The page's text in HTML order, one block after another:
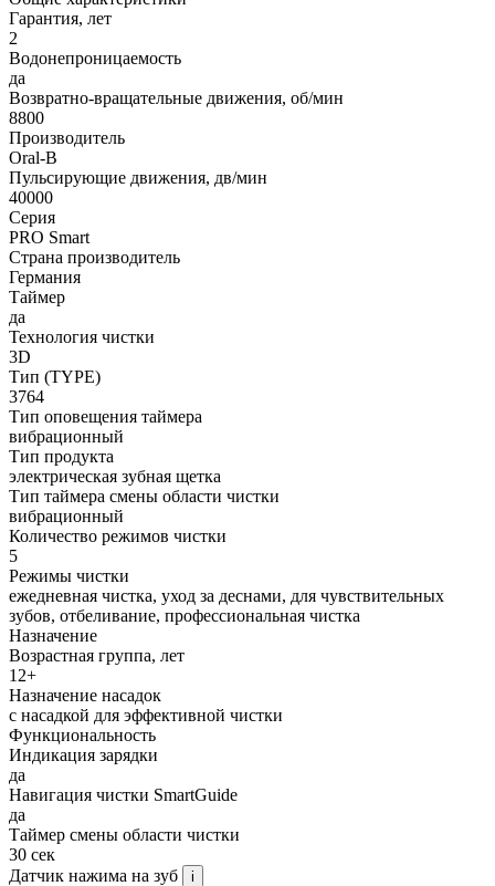
Гарантия, лет
2
Водонепроницаемость
да
Возвратно-вращательные движения, об/мин
8800
Производитель
Oral-B
Пульсирующие движения, дв/мин
40000
Серия
PRO Smart
Страна производитель
Германия
Таймер
да
Технология чистки
3D
Тип (TYPE)
3764
Тип оповещения таймера
вибрационный
Тип продукта
электрическая зубная щетка
Тип таймера смены области чистки
вибрационный
Количество режимов чистки
5
Режимы чистки
ежедневная чистка, уход за деснами, для чувствительных
зубов, отбеливание, профессиональная чистка
Назначение
Возрастная группа, лет
12+
Назначение насадок
с насадкой для эффективной чистки
Функциональность
Индикация зарядки
да
Навигация чистки SmartGuide
да
Таймер смены области чистки
30 сек
Датчик нажима на зуб
i